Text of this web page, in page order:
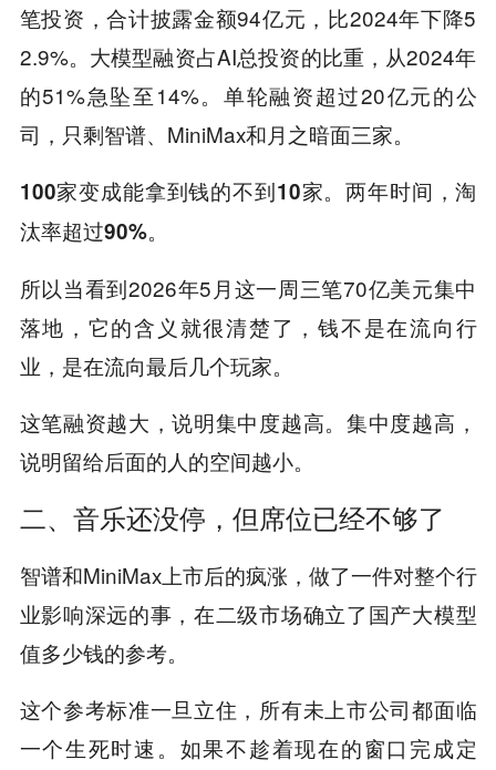
笔投资，合计披露金额94亿元，比2024年下降5
2.9%。大模型融资占AI总投资的比重，从2024年
的51%急坠至14%。单轮融资超过20亿元的公
司，只剩智谱、MiniMax和月之暗面三家。
100家变成能拿到钱的不到10家。两年时间，淘
汰率超过90%。
所以当看到2026年5月这一周三笔70亿美元集中
落地，它的含义就很清楚了，钱不是在流向行
业，是在流向最后几个玩家。
这笔融资越大，说明集中度越高。集中度越高，
说明留给后面的人的空间越小。
二、音乐还没停，但席位已经不够了
智谱和MiniMax上市后的疯涨，做了一件对整个行
业影响深远的事，在二级市场确立了国产大模型
值多少钱的参考。
这个参考标准一旦立住，所有未上市公司都面临
一个生死时速。如果不趁着现在的窗口完成定